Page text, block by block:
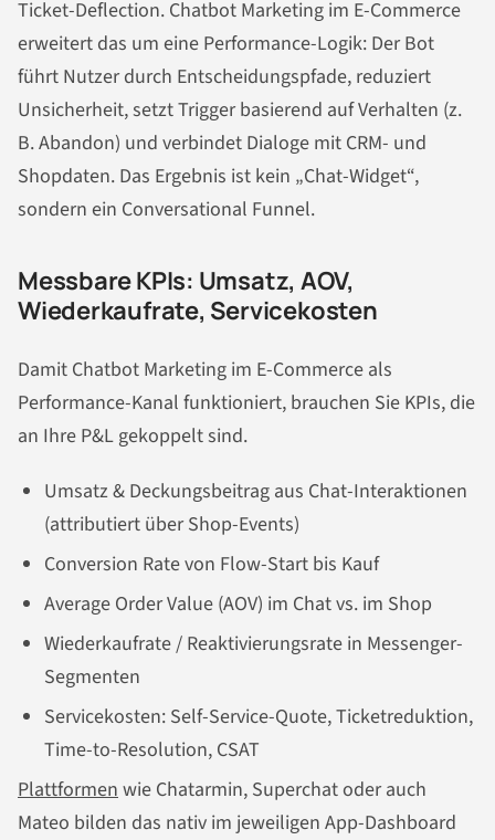
Ticket-Deflection. Chatbot Marketing im E-Commerce
erweitert das um eine Performance-Logik: Der Bot
führt Nutzer durch Entscheidungspfade, reduziert
Unsicherheit, setzt Trigger basierend auf Verhalten (z.
B. Abandon) und verbindet Dialoge mit CRM- und
Shopdaten. Das Ergebnis ist kein „Chat-Widget“,
sondern ein Conversational Funnel.
Messbare KPIs: Umsatz, AOV,
Wiederkaufrate, Servicekosten
Damit Chatbot Marketing im E-Commerce als
Performance-Kanal funktioniert, brauchen Sie KPIs, die
an Ihre P&L gekoppelt sind.
Umsatz & Deckungsbeitrag aus Chat-Interaktionen
(attributiert über Shop-Events)
Conversion Rate von Flow-Start bis Kauf
Average Order Value (AOV) im Chat vs. im Shop
Wiederkaufrate / Reaktivierungsrate in Messenger-
Segmenten
Servicekosten: Self-Service-Quote, Ticketreduktion,
Time-to-Resolution, CSAT
Plattformen wie Chatarmin, Superchat oder auch
Mateo bilden das nativ im jeweiligen App-Dashboard